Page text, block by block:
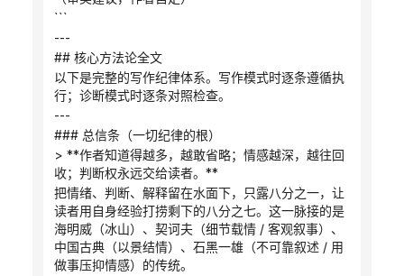
```
---
## 核心方法论全文
以下是完整的写作纪律体系。写作模式时逐条遵循执
行；诊断模式时逐条对照检查。
---
### 总信条（一切纪律的根）
> **作者知道得越多，越敢省略；情感越深，越往回
收；判断权永远交给读者。**
把情绪、判断、解释留在水面下，只露八分之一，让
读者用自身经验打捞剩下的八分之七。这一脉接的是
海明威（冰山）、契诃夫（细节载情 / 客观叙事）、
中国古典（以景结情）、石黑一雄（不可靠叙述 / 用
做事压抑情感）的传统。